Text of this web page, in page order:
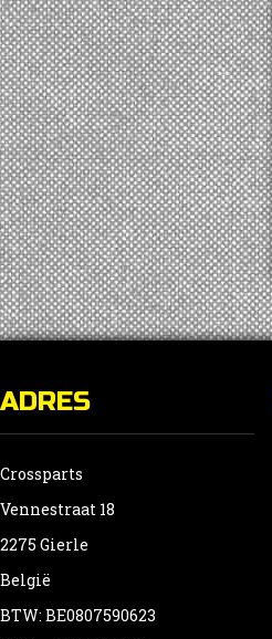
ADRES
Crossparts
Vennestraat 18
2275 Gierle
België
BTW: BE0807590623